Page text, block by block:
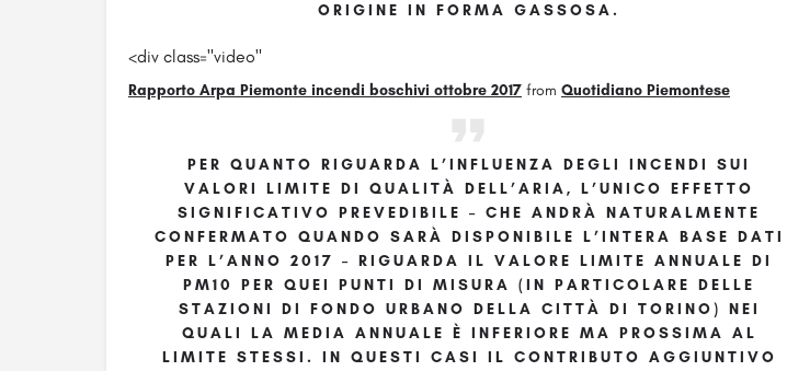
ORIGINE IN FORMA GASSOSA.
<div class="video"
Rapporto Arpa Piemonte incendi boschivi ottobre 2017 from Quotidiano Piemontese
PER QUANTO RIGUARDA L’INFLUENZA DEGLI INCENDI SUI
VALORI LIMITE DI QUALITÀ DELL’ARIA, L’UNICO EFFETTO
SIGNIFICATIVO PREVEDIBILE – CHE ANDRÀ NATURALMENTE
CONFERMATO QUANDO SARÀ DISPONIBILE L’INTERA BASE DATI
PER L’ANNO 2017 – RIGUARDA IL VALORE LIMITE ANNUALE DI
PM10 PER QUEI PUNTI DI MISURA (IN PARTICOLARE DELLE
STAZIONI DI FONDO URBANO DELLA CITTÀ DI TORINO) NEI
QUALI LA MEDIA ANNUALE È INFERIORE MA PROSSIMA AL
LIMITE STESSI. IN QUESTI CASI IL CONTRIBUTO AGGIUNTIVO